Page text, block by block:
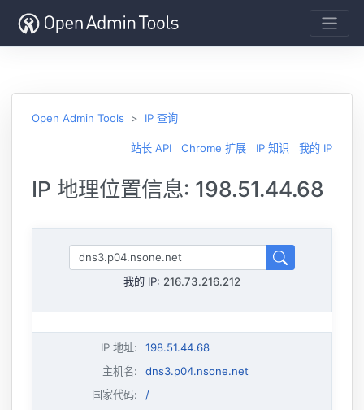
Open Admin Tools IP 查询
站长 API Chrome 扩展 IP 知识 我的 IP
IP 地理位置信息: 198.51.44.68
我的 IP: 216.73.216.212
IP 地址:
198.51.44.68
主机名:
dns3.p04.nsone.net
国家代码:
/